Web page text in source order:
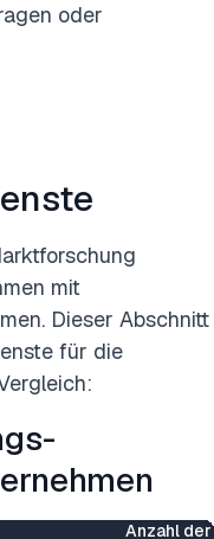
oder
mit
Dieser Abschnitt
für die
Anzahl der